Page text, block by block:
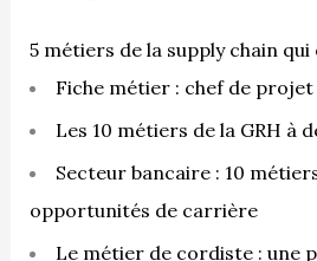
c
h
5 métiers de la supply chain
Fiche métier : chef de projet
Les 10 métiers de la GRH à
Secteur bancaire : 10
opportunités de carrière
Le métier de cordiste : une